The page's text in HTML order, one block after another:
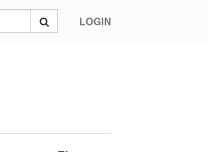
LOGIN